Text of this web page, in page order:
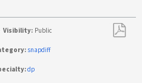
Visibility: Public
snapdiff
dp